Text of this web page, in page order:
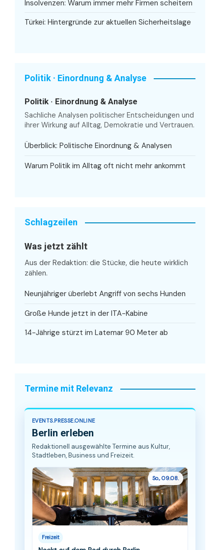
Insolvenzen: Warum immer mehr Firmen scheitern
Türkei: Hintergründe zur aktuellen Sicherheitslage
Politik · Einordnung & Analyse
Politik · Einordnung & Analyse
Sachliche Analysen politischer Entscheidungen und
ihrer Wirkung auf Alltag, Demokratie und Vertrauen.
Überblick: Politische Einordnung & Analysen
Warum Politik im Alltag oft nicht mehr ankommt
Schlagzeilen
Was jetzt zählt
Aus der Redaktion: die Stücke, die heute wirklich
zählen.
Neunjähriger überlebt Angriff von sechs Hunden
Große Hunde jetzt in der ITA-Kabine
14-Jährige stürzt im Latemar 90 Meter ab
Termine mit Relevanz
EVENTS.PRESSE.ONLINE
Berlin erleben
Redaktionell ausgewählte Termine aus Kultur,
Stadtleben, Business und Freizeit.
So., 09.08.
Freizeit